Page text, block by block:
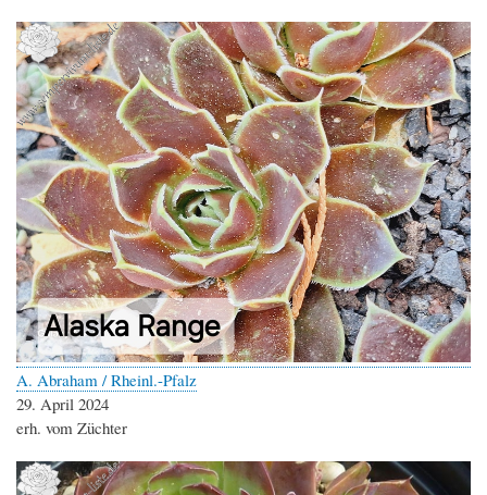
A. Abraham / Rheinl.-Pfalz
29. April 2024
erh. vom Züchter